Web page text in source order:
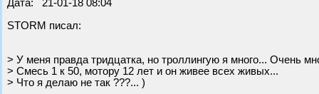
Дата: 21-01-18 08:04
STORM писал:
> У меня правда тридцатка, но троллингую я много... Очень
> Смесь 1 к 50, мотору 12 лет и он живее всех живых...
> Что я делаю не так ???... )